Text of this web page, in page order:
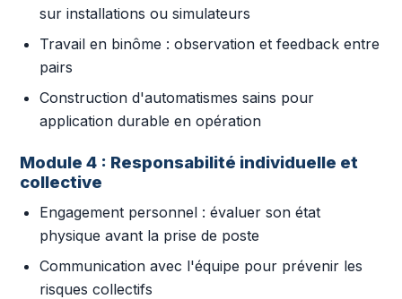
sur installations ou simulateurs
Travail en binôme : observation et feedback entre
pairs
Construction d'automatismes sains pour
application durable en opération
Module 4 : Responsabilité individuelle et
collective
Engagement personnel : évaluer son état
physique avant la prise de poste
Communication avec l'équipe pour prévenir les
risques collectifs